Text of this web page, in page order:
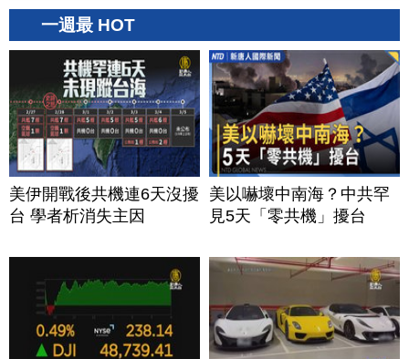
一週最 HOT
美伊開戰後共機連6天沒擾
台 學者析消失主因
美以嚇壞中南海？中共罕
見5天「零共機」擾台